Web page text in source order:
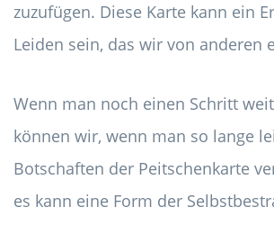
zuzufügen. Diese Karte kann ein
Leiden sein, das wir von anderen
Wenn man noch einen Schritt
können wir, wenn man so lange
Botschaften der Peitschenkarte
es kann eine Form der